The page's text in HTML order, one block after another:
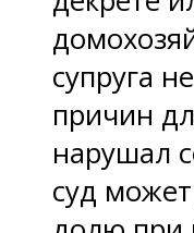
супруга
причин
нарушал
суд